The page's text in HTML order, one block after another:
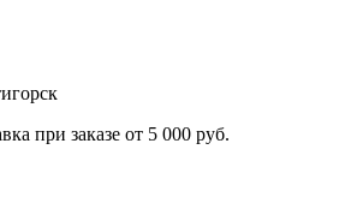
при заказе от 5 000 руб.